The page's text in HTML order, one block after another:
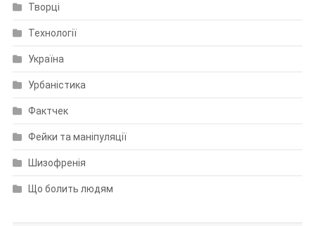
Творці
Технології
Україна
Урбаністика
Фактчек
Фейки та маніпуляції
Шизофренія
Що болить людям